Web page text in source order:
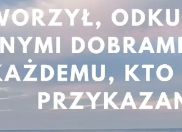
Preferencje dotyczące plików cookies
Kiedy odwiedzasz dowolną witrynę
przechowywać lub pobierać informacje w
głównie w formie plików cookie.
Ciebie, Twoich preferencji lub Twojego
wykorzystywane głównie do tego, aby
z oczekiwaniami.